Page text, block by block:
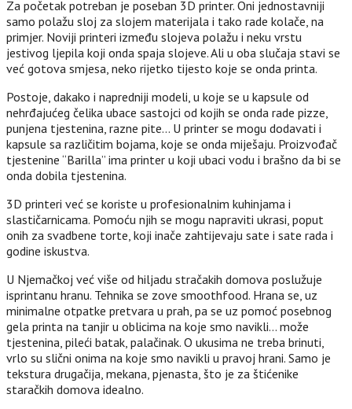
Za početak potreban je poseban 3D printer. Oni jednostavniji
samo polažu sloj za slojem materijala i tako rade kolače, na
primjer. Noviji printeri između slojeva polažu i neku vrstu
jestivog ljepila koji onda spaja slojeve. Ali u oba slučaja stavi se
već gotova smjesa, neko rijetko tijesto koje se onda printa.
Postoje, dakako i napredniji modeli, u koje se u kapsule od
nehrđajućeg čelika ubace sastojci od kojih se onda rade pizze,
punjena tjestenina, razne pite… U printer se mogu dodavati i
kapsule sa različitim bojama, koje se onda miješaju. Proizvođač
tjestenine “Barilla” ima printer u koji ubaci vodu i brašno da bi se
onda dobila tjestenina.
3D printeri već se koriste u profesionalnim kuhinjama i
slastičarnicama. Pomoću njih se mogu napraviti ukrasi, poput
onih za svadbene torte, koji inače zahtijevaju sate i sate rada i
godine iskustva.
U Njemačkoj već više od hiljadu stračakih domova poslužuje
isprintanu hranu. Tehnika se zove smoothfood. Hrana se, uz
minimalne otpatke pretvara u prah, pa se uz pomoć posebnog
gela printa na tanjir u oblicima na koje smo navikli… može
tjestenina, pileći batak, palačinak. O ukusima ne treba brinuti,
vrlo su slični onima na koje smo navikli u pravoj hrani. Samo je
tekstura drugačija, mekana, pjenasta, što je za štićenike
staračkih domova idealno.